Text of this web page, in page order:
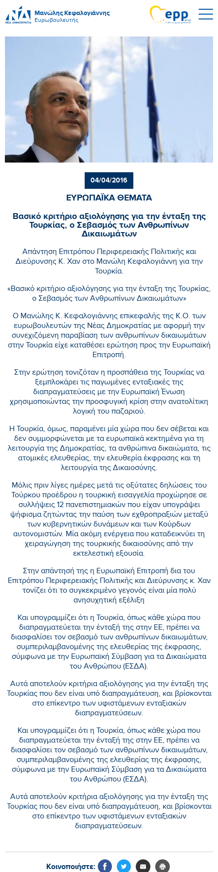
Μανώλης Κεφαλογιάννης
Ευρωβουλευτής
04/04/2016
ΕΥΡΩΠΑΪΚΑ ΘΕΜΑΤΑ
Βασικό κριτήριο αξιολόγησης για την ένταξη της
Τουρκίας, ο Σεβασμός των Ανθρωπίνων
Δικαιωμάτων
Απάντηση Επιτρόπου Περιφερειακής Πολιτικής και
Διεύρυνσης Κ. Χαν στο Μανώλη Κεφαλογιάννη για την
Τουρκία.
«Βασικό κριτήριο αξιολόγησης για την ένταξη της Τουρκίας,
ο Σεβασμός των Ανθρωπίνων Δικαιωμάτων»
Ο Μανώλης Κ. Κεφαλογιάννης επικεφαλής της Κ.Ο. των
ευρωβουλευτών της Νέας Δημοκρατίας με αφορμή την
συνεχιζόμενη παραβίαση των ανθρωπίνων δικαιωμάτων
στην Τουρκία είχε καταθέσει ερώτηση προς την Ευρωπαϊκή
Επιτροπή.
Στην ερώτηση τονιζόταν η προσπάθεια της Τουρκίας να
ξεμπλοκάρει τις παγωμένες ενταξιακές της
διαπραγματεύσεις με την Ευρωπαϊκή Ένωση
χρησιμοποιώντας την προσφυγική κρίση στην ανατολίτικη
λογική του παζαριού.
Η Τουρκία, όμως, παραμένει μία χώρα που δεν σέβεται και
δεν συμμορφώνεται με τα ευρωπαϊκά κεκτημένα για τη
λειτουργία της Δημοκρατίας, τα ανθρώπινα δικαιώματα, τις
ατομικές ελευθερίας, την ελευθερία έκφρασης και τη
λειτουργία της Δικαιοσύνης.
Μόλις πριν λίγες ημέρες μετά τις οξύτατες δηλώσεις του
Τούρκου προέδρου η τουρκική εισαγγελία προχώρησε σε
συλλήψεις 12 πανεπιστημιακών που είχαν υπογράψει
ψήφισμα ζητώντας την παύση των εχθροπραξιών μεταξύ
των κυβερνητικών δυνάμεων και των Κούρδων
αυτονομιστών. Μία ακόμη ενέργεια που καταδεικνύει τη
χειραγώγηση της τουρκικής δικαιοσύνης από την
εκτελεστική εξουσία.
Στην απάντησή της η Ευρωπαϊκή Επιτροπή δια του
Επιτρόπου Περιφερειακής Πολιτικής και Διεύρυνσης κ. Χαν
τονίζει ότι το συγκεκριμένο γεγονός είναι μία πολύ
ανησυχητική εξέλιξη
Και υπογραμμίζει ότι η Τουρκία, όπως κάθε χώρα που
διαπραγματεύεται την ένταξή της στην ΕΕ, πρέπει να
διασφαλίσει τον σεβασμό των ανθρωπίνων δικαιωμάτων,
συμπεριλαμβανομένης της ελευθερίας της έκφρασης,
σύμφωνα με την Ευρωπαϊκή Σύμβαση για τα Δικαιώματα
του Ανθρώπου (ΕΣΔΑ).
Αυτά αποτελούν κριτήρια αξιολόγησης για την ένταξη της
Τουρκίας που δεν είναι υπό διαπραγμάτευση, και βρίσκονται
στο επίκεντρο των υφιστάμενων ενταξιακών
διαπραγματεύσεων.
Και υπογραμμίζει ότι η Τουρκία, όπως κάθε χώρα που
διαπραγματεύεται την ένταξή της στην ΕΕ, πρέπει να
διασφαλίσει τον σεβασμό των ανθρωπίνων δικαιωμάτων,
συμπεριλαμβανομένης της ελευθερίας της έκφρασης,
σύμφωνα με την Ευρωπαϊκή Σύμβαση για τα Δικαιώματα
του Ανθρώπου (ΕΣΔΑ).
Αυτά αποτελούν κριτήρια αξιολόγησης για την ένταξη της
Τουρκίας που δεν είναι υπό διαπραγμάτευση, και βρίσκονται
στο επίκεντρο των υφιστάμενων ενταξιακών
διαπραγματεύσεων.
Κοινοποιήστε: